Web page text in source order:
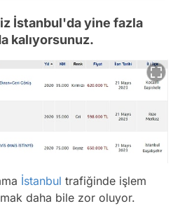
İstanbul'da yine fazla
kalıyorsunuz.
İstanbul trafiğinde işlem
daha bile zor oluyor.